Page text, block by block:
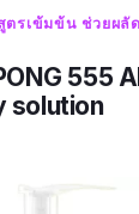
ทุกสภาพผิว
ร้าน ทำให้ผิว
2 อาทิตย์ ผ
รเข้มข้น ช่วยผลัด
555
solution